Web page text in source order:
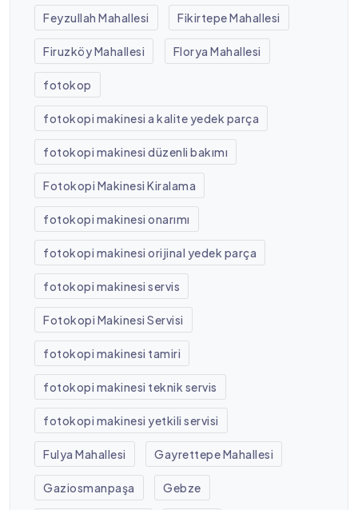
Feyzullah Mahallesi Fikirtepe Mahallesi
Firuzköy Mahallesi Florya Mahallesi
fotokop
fotokopi makinesi a kalite yedek parça
fotokopi makinesi düzenli bakımı
Fotokopi Makinesi Kiralama
fotokopi makinesi onarımı
fotokopi makinesi orijinal yedek parça
fotokopi makinesi servis
Fotokopi Makinesi Servisi
fotokopi makinesi tamiri
fotokopi makinesi teknik servis
fotokopi makinesi yetkili servisi
Fulya Mahallesi Gayrettepe Mahallesi
Gaziosmanpaşa Gebze